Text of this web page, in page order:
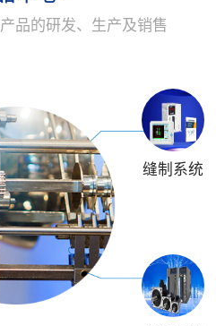
品的研发、生产及销售
缝制系统